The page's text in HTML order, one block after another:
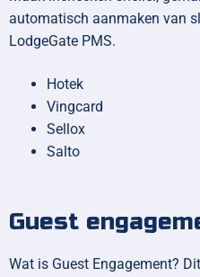
automatisch aanmaken van
LodgeGate PMS.
Hotek
Vingcard
Sellox
Salto
Guest
Wat is Guest Engagement?